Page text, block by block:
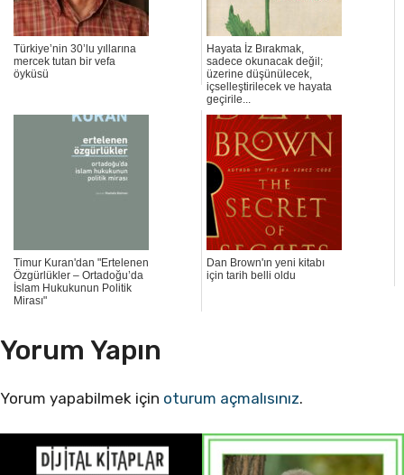
Türkiye’nin 30’lu yıllarına
mercek tutan bir vefa
öyküsü
Hayata İz Bırakmak,
sadece okunacak değil;
üzerine düşünülecek,
içselleştirilecek ve hayata
geçirile...
Timur Kuran'dan "Ertelenen
Özgürlükler – Ortadoğu’da
İslam Hukukunun Politik
Mirası"
Dan Brown'ın yeni kitabı
için tarih belli oldu
Yorum Yapın
Yorum yapabilmek için oturum açmalısınız.